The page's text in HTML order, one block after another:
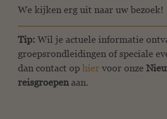
We kijken erg uit naar uw bezoek!
Tip: Wil je actuele informatie
groepsrondleidingen of speciale
dan contact op hier voor onze
reisgroepenaan.